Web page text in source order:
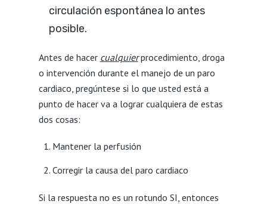
circulación espontánea lo antes
posible.
Antes de hacer cualquierprocedimiento, droga
o intervención durante el manejo de un paro
cardiaco, pregúntese si lo que usted está a
punto de hacer va a lograr cualquiera de estas
dos cosas:
Mantener la perfusión
Corregir la causa del paro cardiaco
Si la respuesta no es un rotundo SI, entonces